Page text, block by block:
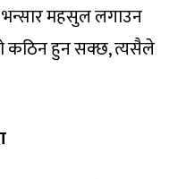
महसुल लगाउन
कठिन हुन सक्छ, त्यसैले